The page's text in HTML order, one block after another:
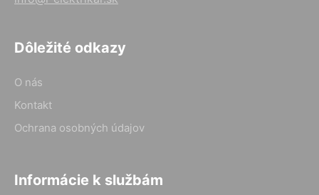
Dôležité odkazy
O nás
Kontakt
Ochrana osobných údajov
Informácie k službám